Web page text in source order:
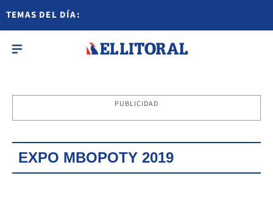
TEMAS DEL DÍA:
PUBLICIDAD
EXPO MBOPOTY 2019